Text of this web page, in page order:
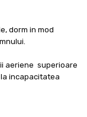
dorm in mod
aeriene superioare
incapacitatea